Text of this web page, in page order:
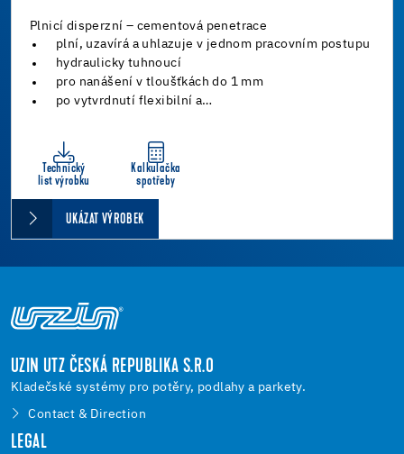
Plnicí disperzní – cementová penetrace
plní, uzavírá a uhlazuje v jednom pracovním postupu
hydraulicky tuhnoucí
pro nanášení v tloušťkách do 1 mm
po vytvrdnutí flexibilní a…
Technický
list výrobku
Kalkulačka
spotřeby
UKÁZAT VÝROBEK
UZIN UTZ ČESKÁ REPUBLIKA S.R.O
Kladečské systémy pro potěry, podlahy a parkety.
Contact & Direction
LEGAL